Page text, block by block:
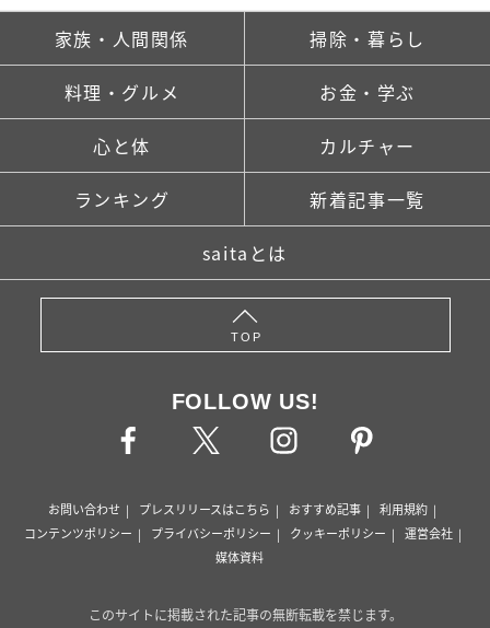
家族・人間関係 掃除・暮らし
料理・グルメ お金・学ぶ
心と体 カルチャー
ランキング 新着記事一覧
saitaとは
TOP
FOLLOW US!
お問い合わせ プレスリリースはこちら おすすめ記事
利用規約
コンテンツポリシー
プライバシーポリシー クッキーポリシー
運営会社
媒体資料
このサイトに掲載された記事の無断転載を禁じます。